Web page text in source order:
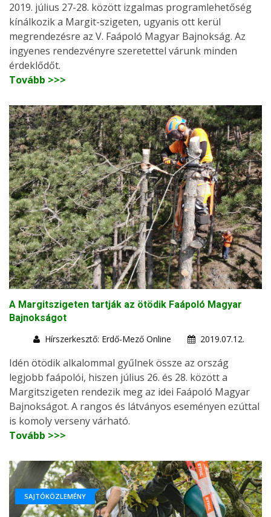
2019. július 27-28. között izgalmas programlehetőség
kínálkozik a Margit-szigeten, ugyanis ott kerül
megrendezésre az V. Faápoló Magyar Bajnokság. Az
ingyenes rendezvényre szeretettel várunk minden
érdeklődőt.
Tovább >>>
A Margitszigeten tartják az ötödik Faápoló Magyar
Bajnokságot
Hírszerkesztő: Erdő-Mező Online
2019.07.12.
Idén ötödik alkalommal gyűlnek össze az ország
legjobb faápolói, hiszen július 26. és 28. között a
Margitszigeten rendezik meg az idei Faápoló Magyar
Bajnokságot. A rangos és látványos eseményen ezúttal
is komoly verseny várható.
Tovább >>>
SAJTÓKÖZLEMÉNY